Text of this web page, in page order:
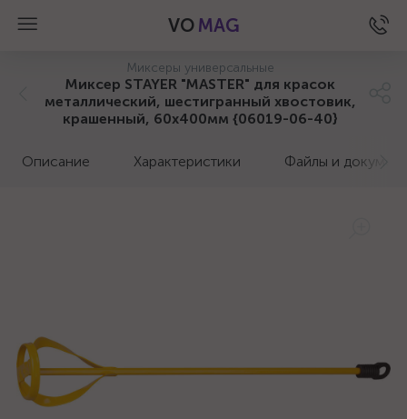
VO MAG
Миксеры универсальные
Миксер STAYER "MASTER" для красок
металлический, шестигранный хвостовик,
крашенный, 60х400мм {06019-06-40}
Описание Характеристики Файлы и